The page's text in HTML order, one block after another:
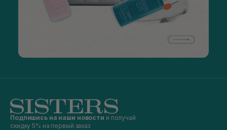
Подпишись на наши новости и получай
скидку 5% на первый заказ